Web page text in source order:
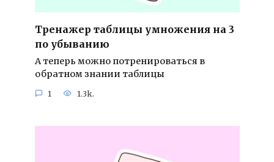
Тренажер таблицы умножения на 3
по убыванию
А теперь можно потренироваться в
обратном знании таблицы
1 1.3k.